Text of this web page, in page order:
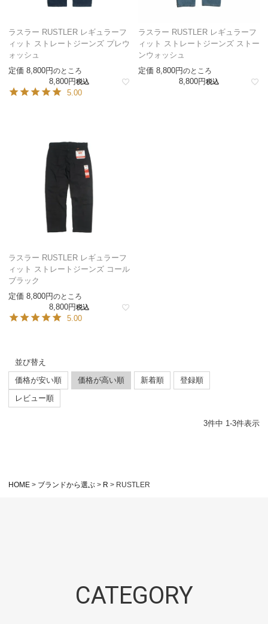
ラスラー RUSTLER レギュラーフ
ィット ストレートジーンズ プレウ
ォッシュ
定価 8,800 のところ
8,800 税込
5.00
ラスラー RUSTLER レギュラーフ
ィット ストレートジーンズ ストー
ンウォッシュ
定価 8,800 のところ
8,800 税込
ラスラー RUSTLER レギュラーフ
ィット ストレートジーンズ コール
ブラック
定価 8,800 のところ
8,800 税込
5.00
並び替え
価格が安い順
価格が高い順 新着順
登録順
レビュー順
3件中 1-3件表示
HOME ブランドから選ぶ R RUSTLER
CATEGORY